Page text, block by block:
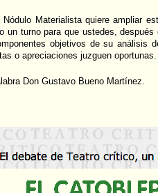
Nódulo Materialista quiere ampliar
un turno para que ustedes,
objetivos de su análisis
o apreciaciones juzguen oportunas.
Don Gustavo Bueno Martínez.